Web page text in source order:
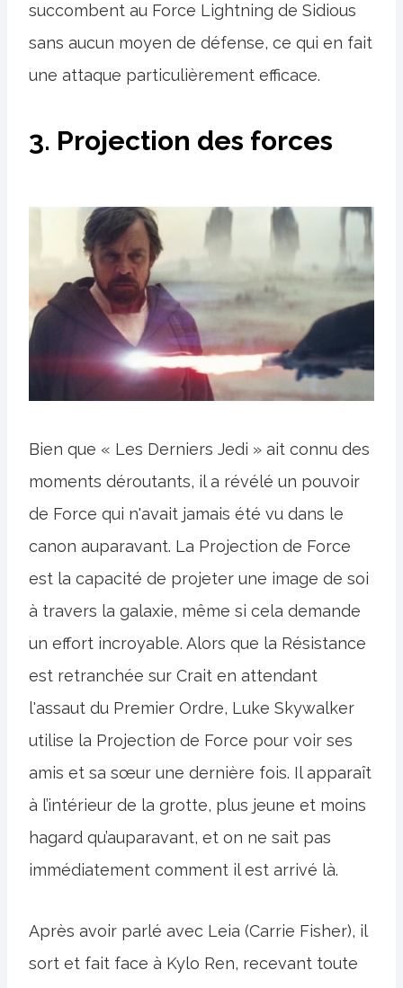
succombent au Force Lightning de Sidious
sans aucun moyen de défense, ce qui en fait
une attaque particulièrement efficace.
3. Projection des forces
Bien que « Les Derniers Jedi » ait connu des
moments déroutants, il a révélé un pouvoir
de Force qui n'avait jamais été vu dans le
canon auparavant. La Projection de Force
est la capacité de projeter une image de soi
à travers la galaxie, même si cela demande
un effort incroyable. Alors que la Résistance
est retranchée sur Crait en attendant
l'assaut du Premier Ordre, Luke Skywalker
utilise la Projection de Force pour voir ses
amis et sa sœur une dernière fois. Il apparaît
à l’intérieur de la grotte, plus jeune et moins
hagard qu’auparavant, et on ne sait pas
immédiatement comment il est arrivé là.
Après avoir parlé avec Leia (Carrie Fisher), il
sort et fait face à Kylo Ren, recevant toute